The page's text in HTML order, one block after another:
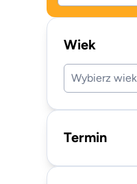
Wiek
Wybierz wiek
Termin